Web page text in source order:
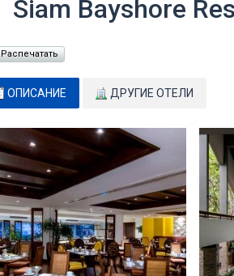
Siam Bayshore
Распечатать
ОПИСАНИЕ ДРУГИЕ ОТЕЛИ